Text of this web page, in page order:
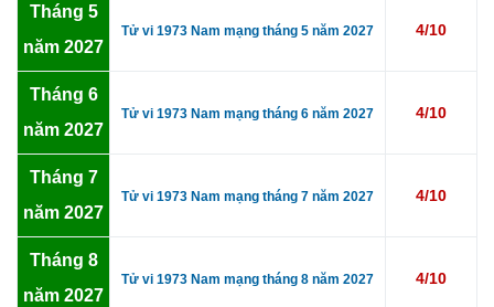
Tháng 5
năm 2027
Tử vi 1973 Nam mạng tháng 5 năm 2027 4/10
Tháng 6
năm 2027
Tử vi 1973 Nam mạng tháng 6 năm 2027 4/10
Tháng 7
năm 2027
Tử vi 1973 Nam mạng tháng 7 năm 2027 4/10
Tháng 8
năm 2027
Tử vi 1973 Nam mạng tháng 8 năm 2027 4/10